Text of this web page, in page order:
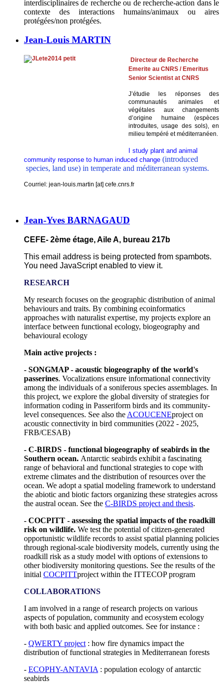
interdisciplinaires de recherche ou de recherche-action dans le
contexte des interactions humains/animaux ou aires
protégées/non protégées.
Jean-Louis MARTIN
Directeur de Recherche
Emerite au CNRS / Emeritus
Senior Scientist at CNRS
J’étudie les réponses des
communautés animales et
végétales aux changements
d’origine humaine (espèces
introduites, usage des sols), en
milieu tempéré et méditerranéen.
I study plant and animal
community response to human induced change (introduced
species, land use) in temperate and méditerranean systems.
Courriel: jean-louis.martin [at] cefe.cnrs.fr
Jean-Yves BARNAGAUD
CEFE- 2ème étage, Aile A, bureau 217b
This email address is being protected from spambots.
You need JavaScript enabled to view it.
RESEARCH
My research focuses on the geographic distribution of animal
behaviours and traits. By combining ecoinformatics
approaches with naturalist expertise, my projects explore an
interface between functional ecology, biogeography and
behavioural ecology
Main active projects :
- SONGMAP - acoustic biogeography of the world's
passerines. Vocalizations ensure informational connectivity
among the individuals of a soniferous species assemblages. In
this project, we explore the global diversity of strategies for
information coding in Passeriform birds and its community-
level consequences. See also the ACOUCENEproject on
acoustic connectivity in bird communities (2022 - 2025,
FRB/CESAB)
- C-BIRDS - functional biogeography of seabirds in the
Southern ocean. Antarctic seabirds exhibit a fascinating
range of behavioral and functional strategies to cope with
extreme climates and the distribution of resources over the
ocean. We adopt a spatial modeling framework to understand
the abiotic and biotic factors organizing these strategies across
the austral ocean. See the C-BIRDS project and thesis.
- COCPITT - assessing the spatial impacts of the roadkill
risk on wildlife. We test the potential of citizen-generated
opportunistic wildlife records to assist spatial planning policies
through regional-scale biodiversity models, currently using the
roadkill risk as a study model with options of extensions to
other biodiversity monitoring questions. See the results of the
initial COCPITTproject within the ITTECOP program
COLLABORATIONS
I am involved in a range of research projects on various
aspects of population, community and ecosystem ecology
with both basic and applied outcomes. See for instance :
- QWERTY project : how fire dynamics impact the
distribution of functional strategies in Mediterranean forests
- ECOPHY-ANTAVIA : population ecology of antarctic
seabirds